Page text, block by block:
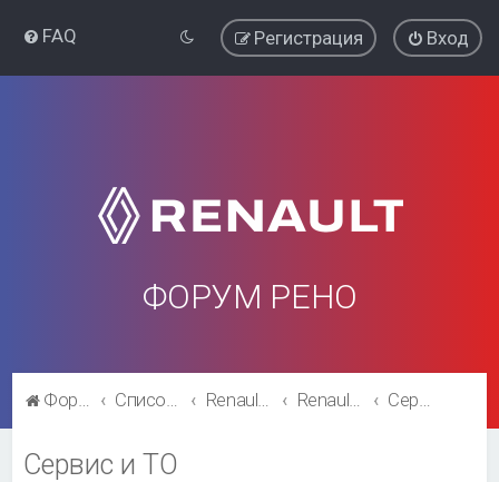
FAQ Вход
Регистрация
ФОРУМ РЕНО
Форум Рено Список форумов Renault Megane Renault Megane Сервис и ТО
Сервис и ТО